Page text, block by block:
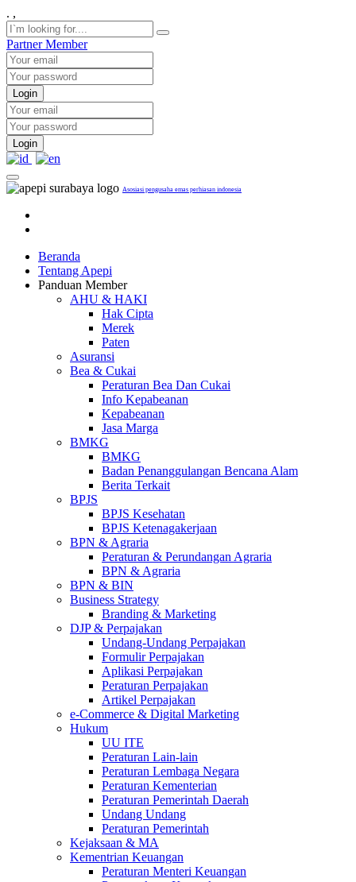
. ,
PartnerMember
Login
Login
Asosiasi pengusaha emas perhiasan indonesia
Beranda
Tentang Apepi
Panduan Member
AHU & HAKI
Hak Cipta
Merek
Paten
Asuransi
Bea & Cukai
Peraturan Bea Dan Cukai
Info Kepabeanan
Kepabeanan
Jasa Marga
BMKG
BMKG
Badan Penanggulangan Bencana Alam
Berita Terkait
BPJS
BPJS Kesehatan
BPJS Ketenagakerjaan
BPN & Agraria
Peraturan & Perundangan Agraria
BPN & Agraria
BPN & BIN
Business Strategy
Branding & Marketing
DJP & Perpajakan
Undang-Undang Perpajakan
Formulir Perpajakan
Aplikasi Perpajakan
Peraturan Perpajakan
Artikel Perpajakan
e-Commerce & Digital Marketing
Hukum
UU ITE
Peraturan Lain-lain
Peraturan Lembaga Negara
Peraturan Kementerian
Peraturan Pemerintah Daerah
Undang Undang
Peraturan Pemerintah
Kejaksaan & MA
Kementrian Keuangan
Peraturan Menteri Keuangan